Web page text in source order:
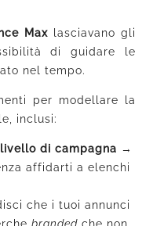
Max lasciavano gli
di guidare le
nel tempo.
per modellare la
inclusi:
di campagna →
affidarti a elenchi
che i tuoi annunci